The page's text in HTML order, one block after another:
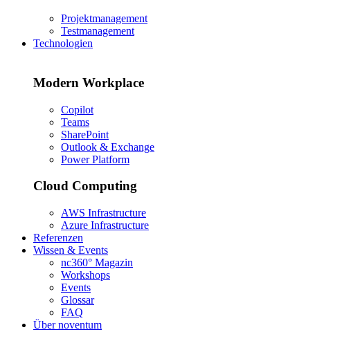
Projektmanagement
Testmanagement
Technologien
Modern Workplace
Copilot
Teams
SharePoint
Outlook & Exchange
Power Platform
Cloud Computing
AWS Infrastructure
Azure Infrastructure
Referenzen
Wissen & Events
nc360° Magazin
Workshops
Events
Glossar
FAQ
Über noventum